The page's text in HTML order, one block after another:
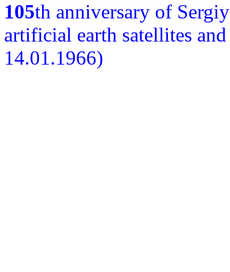
105th anniversary of
artificial earth satellites
14.01.1966)